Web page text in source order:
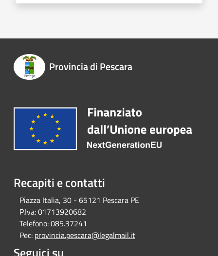
Provincia di Pescara
Recapiti e contatti
Piazza Italia, 30 - 65121 Pescara PE
P.Iva:01713920682
Telefono:085.37241
Pec: provincia.pescara@legalmail.it
Seguici su